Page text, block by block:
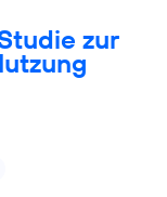
zur